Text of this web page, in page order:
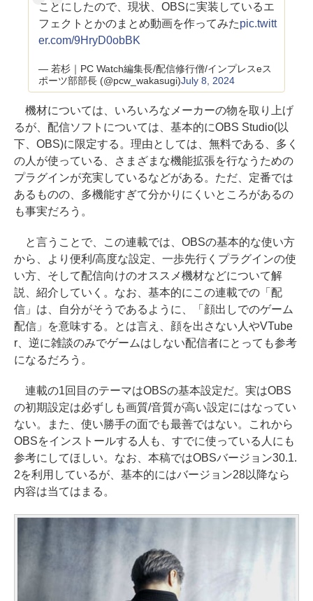
ことにしたので、現状、OBSに実装しているエ
フェクトとかのまとめ動画を作ってみたpic.twitt
er.com/9HryD0obBK
— 若杉｜PC Watch編集長/配信修行僧/インプレスeス
ポーツ部部長 (@pcw_wakasugi)July 8, 2024
機材については、いろいろなメーカーの物を取り上げ
るが、配信ソフトについては、基本的にOBS Studio(以
下、OBS)に限定する。理由としては、無料である、多く
の人が使っている、さまざまな機能拡張を行なうための
プラグインが充実しているなどがある。ただ、定番では
あるものの、多機能すぎて分かりにくいところがあるの
も事実だろう。
と言うことで、この連載では、OBSの基本的な使い方
から、より便利/高度な設定、一歩先行くプラグインの使
い方、そして配信向けのオススメ機材などについて解
説、紹介していく。なお、基本的にこの連載での「配
信」は、自分がそうであるように、「顔出しでのゲーム
配信」を意味する。とは言え、顔を出さない人やVTube
r、逆に雑談のみでゲームはしない配信者にとっても参考
になるだろう。
連載の1回目のテーマはOBSの基本設定だ。実はOBS
の初期設定は必ずしも画質/音質が高い設定にはなってい
ない。また、使い勝手の面でも最善ではない。これから
OBSをインストールする人も、すでに使っている人にも
参考にしてほしい。なお、本稿ではOBSバージョン30.1.
2を利用しているが、基本的にはバージョン28以降なら
内容は当てはまる。